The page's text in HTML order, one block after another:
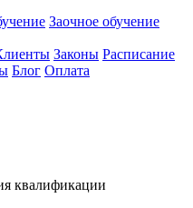
Заочное обучение
Законы Расписание
Блог Оплата
квалификации